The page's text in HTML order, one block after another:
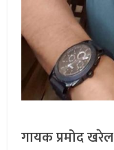
गायक प्रमोद खरेल